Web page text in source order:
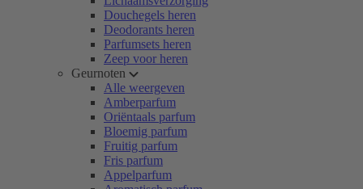
Douchegels heren
Deodorants heren
Parfumsets heren
Zeep voor heren
Geurnoten
Alle weergeven
Amberparfum
Oriëntaals parfum
Bloemig parfum
Fruitig parfum
Fris parfum
Appelparfum